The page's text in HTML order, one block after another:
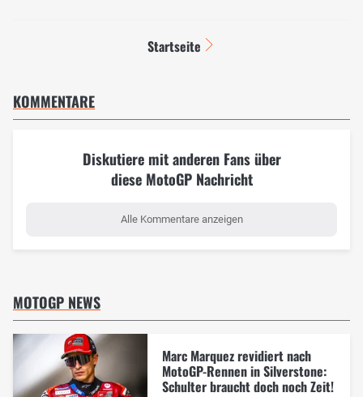
Startseite
KOMMENTARE
Diskutiere mit anderen Fans über
diese MotoGP Nachricht
Alle Kommentare anzeigen
MOTOGP NEWS
Marc Marquez revidiert nach
MotoGP-Rennen in Silverstone:
Schulter braucht doch noch Zeit!